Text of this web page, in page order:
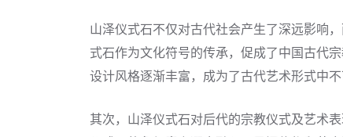
山泽仪式石不仅对古代社会产生了深远影响
式石作为文化符号的传承，促成了中国古代
设计风格逐渐丰富，成为了古代艺术形式中不
其次，山泽仪式石对后代的宗教仪式及艺术